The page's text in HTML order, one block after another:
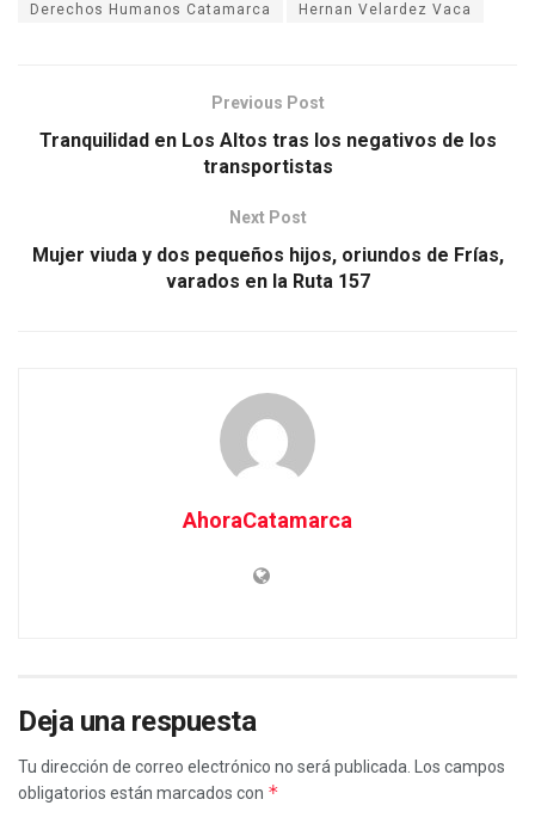
Derechos Humanos Catamarca Hernan Velardez Vaca
Previous Post
Tranquilidad en Los Altos tras los negativos de los
transportistas
Next Post
Mujer viuda y dos pequeños hijos, oriundos de Frías,
varados en la Ruta 157
AhoraCatamarca
Deja una respuesta
Tu dirección de correo electrónico no será publicada.
Los campos
obligatorios están marcados con *